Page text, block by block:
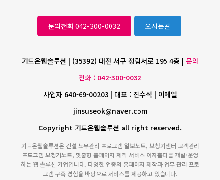
문의전화 042-300-0032 오시는길
기드온웹솔루션 | (35392) 대전 서구 정림서로 195 4층 | 문의
전화 : 042-300-0032
사업자 640-69-00203 | 대표 : 진수석 | 이메일
jinsuseok@naver.com
Copyright 기드온웹솔루션 all right reserved.
기드온웹솔루션은 건설 노무관리 프로그램 일보노트, 보청기센터 고객관리
프로그램 보청기노트, 맞춤형 홈페이지 제작 서비스 이지홈피를 개발·운영
하는 웹 솔루션 기업입니다. 다양한 업종의 홈페이지 제작과 업무 관리 프로
그램 구축 경험을 바탕으로 서비스를 제공하고 있습니다.